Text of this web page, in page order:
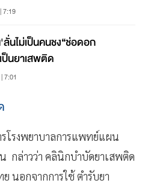
7:19
นไม่เป็นคนชง“ช่อดอก
นยาเสพติด
7:01
โรงพยาบาลการแพทย์แผน
กล่าวว่า คลินิกบำบัดยาเสพติด
นอกจากการใช้ ตำรับยา